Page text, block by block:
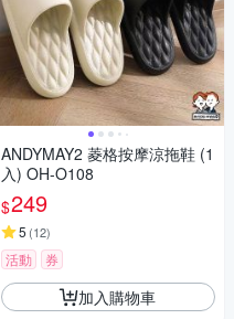
ANDYMAY2 菱格按摩涼拖鞋 (1
入) OH-O108
$249
5 (12)
活動 券
加入購物車